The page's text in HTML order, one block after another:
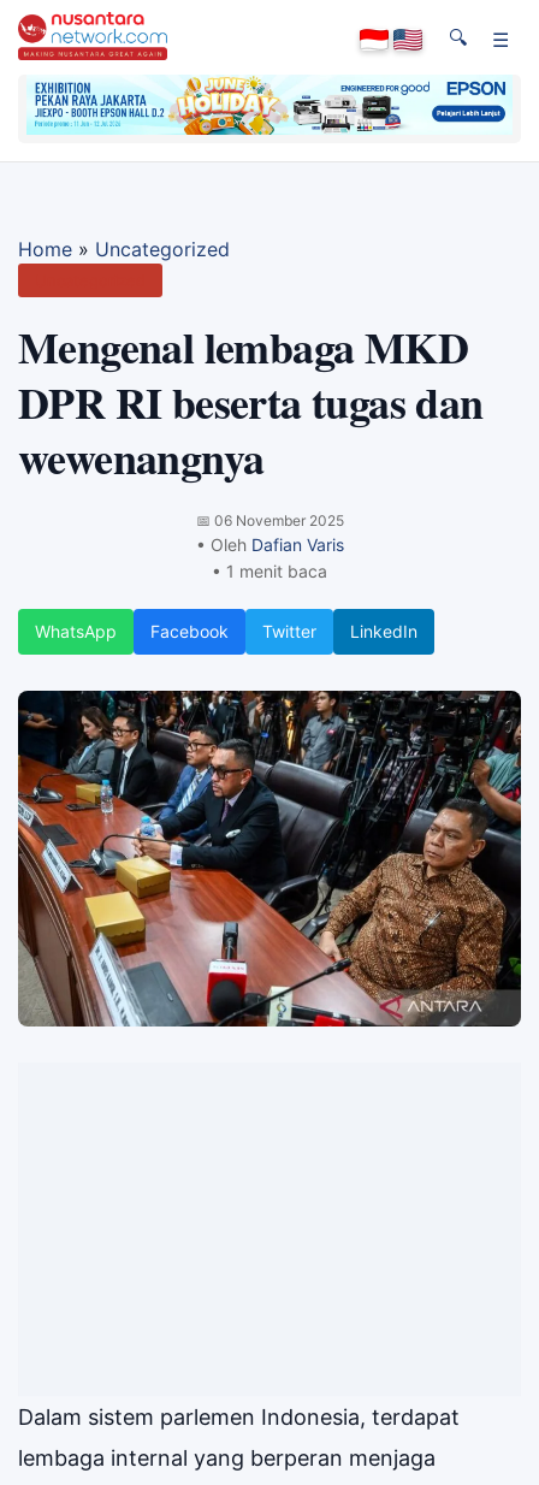
🔍 ☰
Home » Uncategorized
Mengenal lembaga MKD
DPR RI beserta tugas dan
wewenangnya
📅 06 November 2025
• Oleh Dafian Varis
• 1 menit baca
WhatsApp Facebook Twitter LinkedIn
Dalam sistem parlemen Indonesia, terdapat
lembaga internal yang berperan menjaga